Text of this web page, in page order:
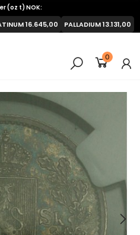
0
(oz t) NOK:
16.645,00 PALLADIUM13.131,00